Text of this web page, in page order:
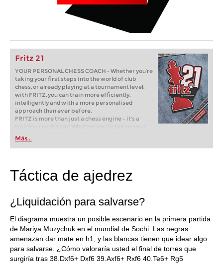
Fritz 21
YOUR PERSONAL CHESS COACH - Whether you’re
taking your first steps into the world of club
chess, or already playing at a tournament level:
with FRITZ, you can train more efficiently,
intelligently and with a more personalised
approach than ever before.
FRITZ is more than just a chess engine – it’s a
training revolution! Whether you’re taking your
first steps into the world of club chess, or already
playing at a tournament level: with FRITZ, you can
train more efficiently, intelligently and with a
Más...
Táctica de ajedrez
¿Liquidación para salvarse?
El diagrama muestra un posible escenario en la primera partida
de Mariya Muzychuk en el mundial de Sochi. Las negras
amenazan dar mate en h1, y las blancas tienen que idear algo
para salvarse. ¿Cómo valoraría usted el final de torres que
surgiría tras 38.Dxf6+ Dxf6 39.Axf6+ Rxf6 40.Te6+ Rg5